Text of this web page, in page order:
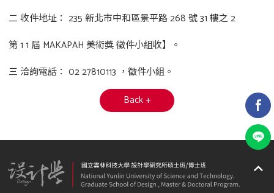
二 收件地址： 235 新北市中和區景平路 268 號 31 樓之 2
第 1 1 屆 MAKAPAH 美術獎 徵件小組收】。
三 洽詢電話： 02 27810113 ，徵件小組。
Back +